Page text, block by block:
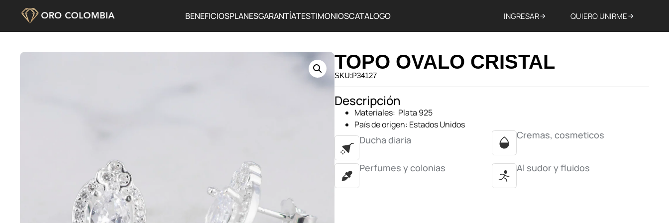
BENEFICIOSPLANESGARANTÍATESTIMONIOSCATALOGO INGRESAR QUIERO UNIRME
TOPO OVALO CRISTAL
SKU:P34127
Descripción
Materiales: Plata 925
País de origen: Estados Unidos
Ducha diaria Cremas, cosmeticos
Perfumes y colonias Al sudor y fluidos